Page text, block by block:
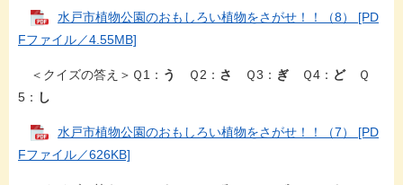
水戸市植物公園のおもしろい植物をさがせ！！（8） [PD
Fファイル／4.55MB]
＜クイズの答え＞Ｑ1： う Ｑ2： さ Ｑ3： ぎ Ｑ4： どＱ
5： し
水戸市植物公園のおもしろい植物をさがせ！！（7） [PD
Fファイル／626KB]